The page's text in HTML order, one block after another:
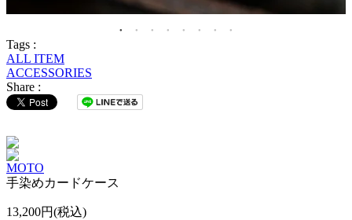
Tags :
ALL ITEM
ACCESSORIES
Share :
MOTO
手染めカードケース
13,200円(税込)